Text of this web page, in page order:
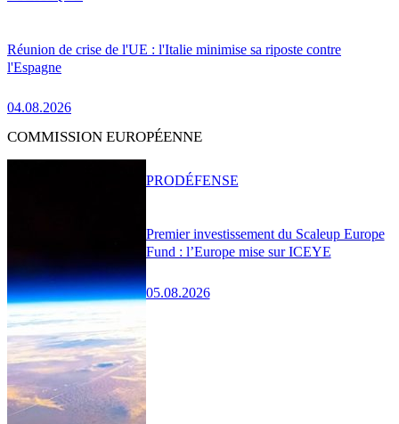
Réunion de crise de l'UE : l'Italie minimise sa riposte contre
l'Espagne
04.08.2026
COMMISSION EUROPÉENNE
Premier investissement du Scaleup Europe
Fund : l’Europe mise sur ICEYE
05.08.2026
PRODÉFENSE